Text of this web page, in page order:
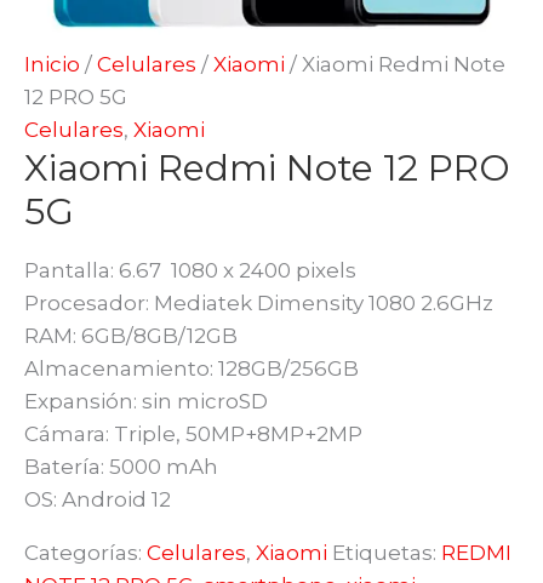
Inicio / Celulares / Xiaomi / Xiaomi Redmi Note
12 PRO 5G
Celulares, Xiaomi
Xiaomi Redmi Note 12 PRO
5G
Pantalla: 6.67 1080 x 2400 pixels
Procesador: Mediatek Dimensity 1080 2.6GHz
RAM: 6GB/8GB/12GB
Almacenamiento: 128GB/256GB
Expansión: sin microSD
Cámara: Triple, 50MP+8MP+2MP
Batería: 5000 mAh
OS: Android 12
Categorías: Celulares, Xiaomi Etiquetas: REDMI